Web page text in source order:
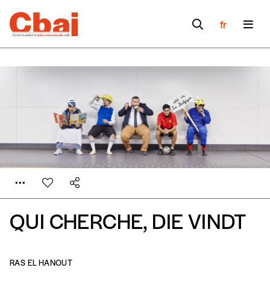
fr
QUI CHERCHE, DIE VINDT
RAS EL HANOUTSe connecter
Formulaire de
commande